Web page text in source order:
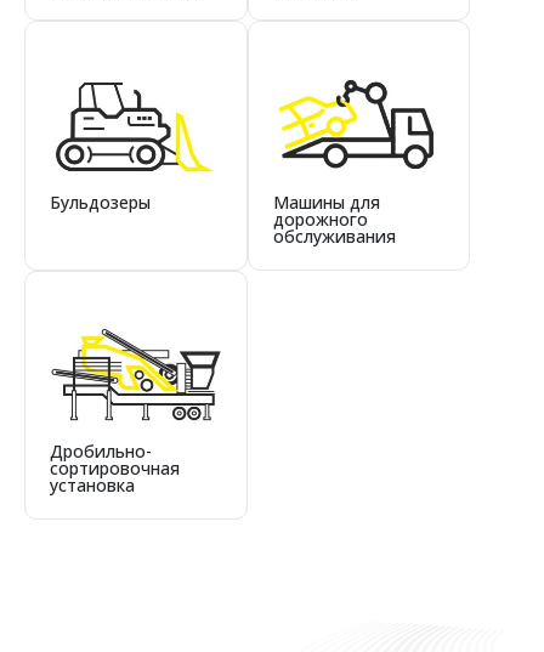
Бульдозеры Машины для
дорожного
обслуживания
Дробильно-
сортировочная
установка